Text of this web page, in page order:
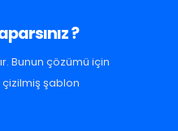
?
Bunun çözümü için
şablon